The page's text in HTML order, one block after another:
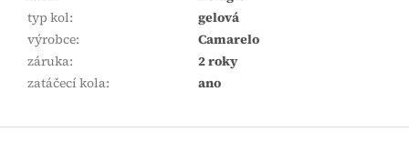
typ kol:
gelová
výrobce:
Camarelo
záruka:
2 roky
zatáčecí kola: ano
Z